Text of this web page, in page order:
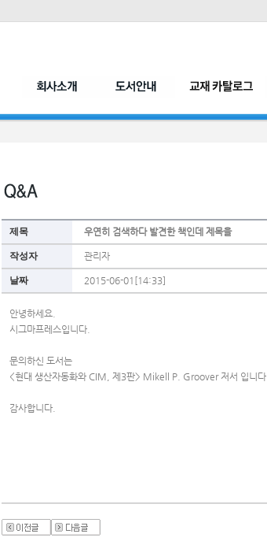
제목 우연히 검색하다 발견한 책인데 제목을
작성자 관리자
날짜 2015-06-01[14:33]
안녕하세요.
시그마프레스입니다.
문의하신 도서는
<현대 생산자동화와 CIM, 제3판> Mikell P. Groover 저서 입니다.
감사합니다.